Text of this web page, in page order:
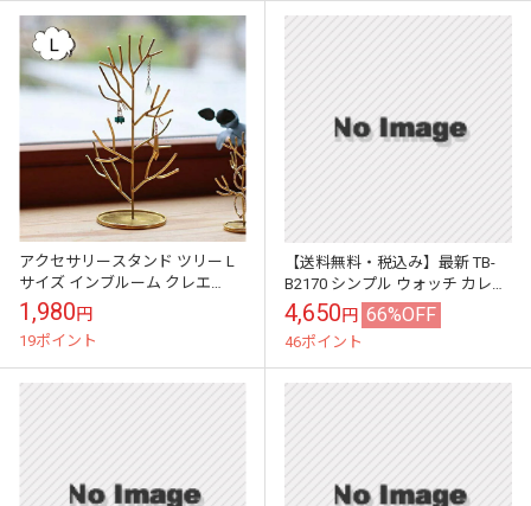
アクセサリースタンド ツリー L
サイズ インブルーム クレエ
Creer in bloom 92050002 アクセ
サリー 収納ケ...
1,980円
19ポイント
【送料無料・税込み】最新 TB-
B2170 シンプル ウォッチ カレン
ダー 本革 ステンレス シルバー
ブラック 色 カラー 銀 ...
4,650円 66%OFF
46ポイント